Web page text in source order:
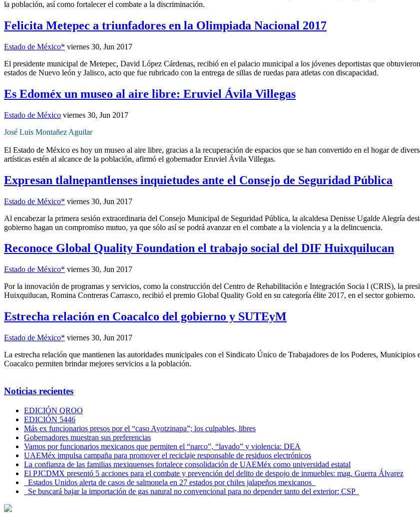
la población, así como fortalecer el combate a la discriminación.
Felicita Metepec a triunfadores en la Olimpiada Nacional 2017
Estado de México* viernes 30, Jun 2017
El presidente municipal de Metepec, David López Cárdenas, recibió en el palacio municipal a los jóvenes deportistas que
estados de Nuevo león y Jalisco, acto que fue rubricado con la entrega de sillas de ruedas para atletas con discapacidad.
Es Edoméx un museo al aire libre: Eruviel Ávila Villegas
Estado de México viernes 30, Jun 2017
José Luis Montañez Aguilar
El Estado de México es hoy un museo al aire libre, gracias a la recuperación de espacios que se han convertido en el hogar de
artísticas estén al alcance de la población, afirmó el gobernador Eruviel Ávila Villegas.
Expresan tlalnepantlenses inquietudes ante el Consejo de Seguridad Pública
Estado de México* viernes 30, Jun 2017
Al encabezar la primera sesión extraordinaria del Consejo Municipal de Seguridad Pública, la alcaldesa Denisse Ugalde Alegría
gobierno hagan un compromiso mutuo, ya que sólo así se podrá avanzar en el combate a la violencia y a la delincuencia.
Reconoce Global Quality Foundation el trabajo social del DIF Huixquilucan
Estado de México* viernes 30, Jun 2017
Por la innovación de programas y servicios, como la construcción del Centro de Rehabilitación e Integración Socia l (CRIS), la
Huixquilucan, Romina Contreras Carrasco, recibió el premio Global Quality Gold en su categoría élite 2017, en el sector gobierno.
Estrecha relación en Coacalco del gobierno y SUTEyM
Estado de México* viernes 30, Jun 2017
La estrecha relación que mantienen las autoridades municipales con el Sindicato Único de Trabajadores de los Poderes,
Coacalco permiten brindar mejores servicios a la población.
Noticias recientes
EDICIÓN QROO
EDICIÓN 5446
Más ex funcionarios presos por el “caso Ayotzinapa”; los culpables, libres
Gobernadores muestran sus preferencias
Vamos por funcionarios mexicanos que permiten el “narco”, “lavado” y violencia: DEA
UAEMéx impulsa campaña para promover el reciclaje responsable de residuos electrónicos
La confianza de las familias mexiquenses fortalece consolidación de UAEMéx como universidad estatal
El PJCDMX presentó 5 acciones para el combate y prevención del delito de despojo de inmuebles: mag. Guerra Álvarez
Estados Unidos alerta de casos de salmonela en 27 estados por chiles jalapeños mexicanos
Se buscará bajar la importación de gas natural no convencional para no depender tanto del exterior: CSP